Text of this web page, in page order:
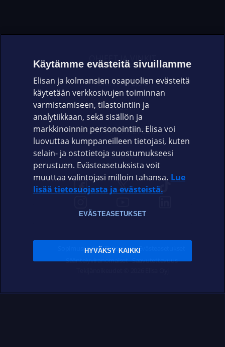
OHJEET JA VINKIT
OMAYHTEISÖ
VIANSELVITYS
ASIAKASPALVELU
ELISA.FI
Sopimusehdot Tietosuoja Evästeasetukset
Sääntelyviranomaiset Saavutettavuus
Käytämme evästeitä sivuillamme
Elisan ja kolmansien osapuolien evästeitä
käytetään verkkosivujen toiminnan
varmistamiseen, tilastointiin ja
analytiikkaan, sekä sisällön ja
markkinoinnin personointiin. Elisa voi
luovuttaa kumppaneilleen tietojasi, kuten
selain- ja ostotietoja suostumukseesi
perustuen. Evästeasetuksista voit
muuttaa valintojasi milloin tahansa. Lue
lisää tietosuojasta ja evästeistä.
EVÄSTEASETUKSET
HYVÄKSY KAIKKI